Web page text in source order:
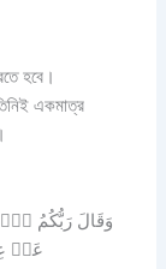
হবে।
একমাত্র
عَنۡ